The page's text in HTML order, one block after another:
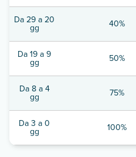
Da 29 a 20
gg 40%
Da 19 a 9
gg 50%
Da 8 a 4
gg 75%
Da 3 a 0
gg 100%